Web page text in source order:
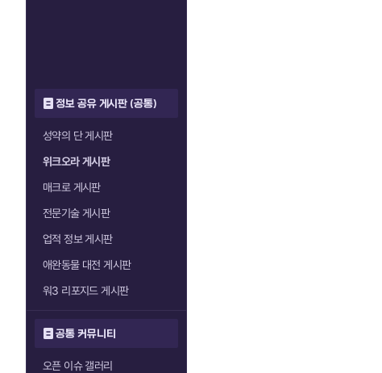
정보 공유 게시판 (공통)
성약의 단 게시판
위크오라 게시판
매크로 게시판
전문기술 게시판
업적 정보 게시판
애완동물 대전 게시판
워3 리포지드 게시판
공통 커뮤니티
오픈 이슈 갤러리